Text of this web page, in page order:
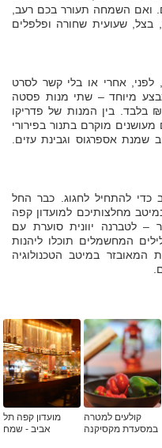
ואם השמחה תעורר בכם רעב,
בצל, שעועית שחורה ופלפלים
לפני, אחרי או בלי קשר לסרט
מיוחד – שתי מנות פסטה
ובקבוק יין צרפתי או למברוסקו ב-89 ₪ בלבד. בין המנות של פדריקו
מוקרם בתנור בפירורי
שמנת אספרגוס וגבינת עזים.
כדי להתחיל לחגוג. כבר החל
במיטב מחלצותיכם למועדון קפה
לטברנה יוונית סוערת עם
המחשמלים תוכלו ליהנות
המאובזר במיטב הטכנולוגיה
קולעים למטרה
במסעדת מקסיקנה
מועדון קפה תל
אביב - שמח